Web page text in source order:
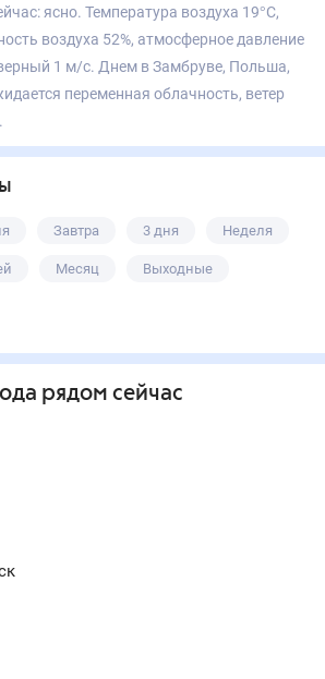
ясно. Температура воздуха 19°С,
воздуха 52%, атмосферное давление
1 м/с. Днем в Замбруве, Польша,
переменная облачность, ветер
Завтра 3 дня Неделя
Месяц Выходные
рядом сейчас